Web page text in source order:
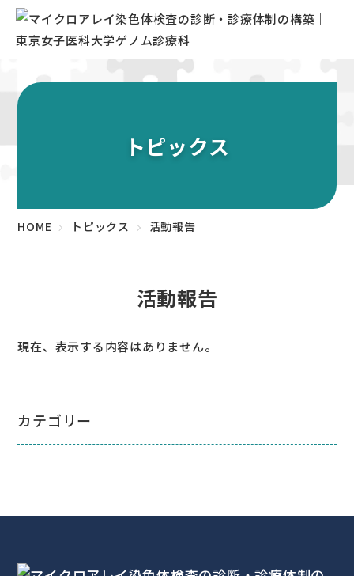
トピックス
HOME トピックス 活動報告
カテゴリー
活動報告
現在、表示する内容はありません。